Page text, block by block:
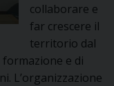
collaborare e
far crescere il
territorio dal
e di
L’organizzazione